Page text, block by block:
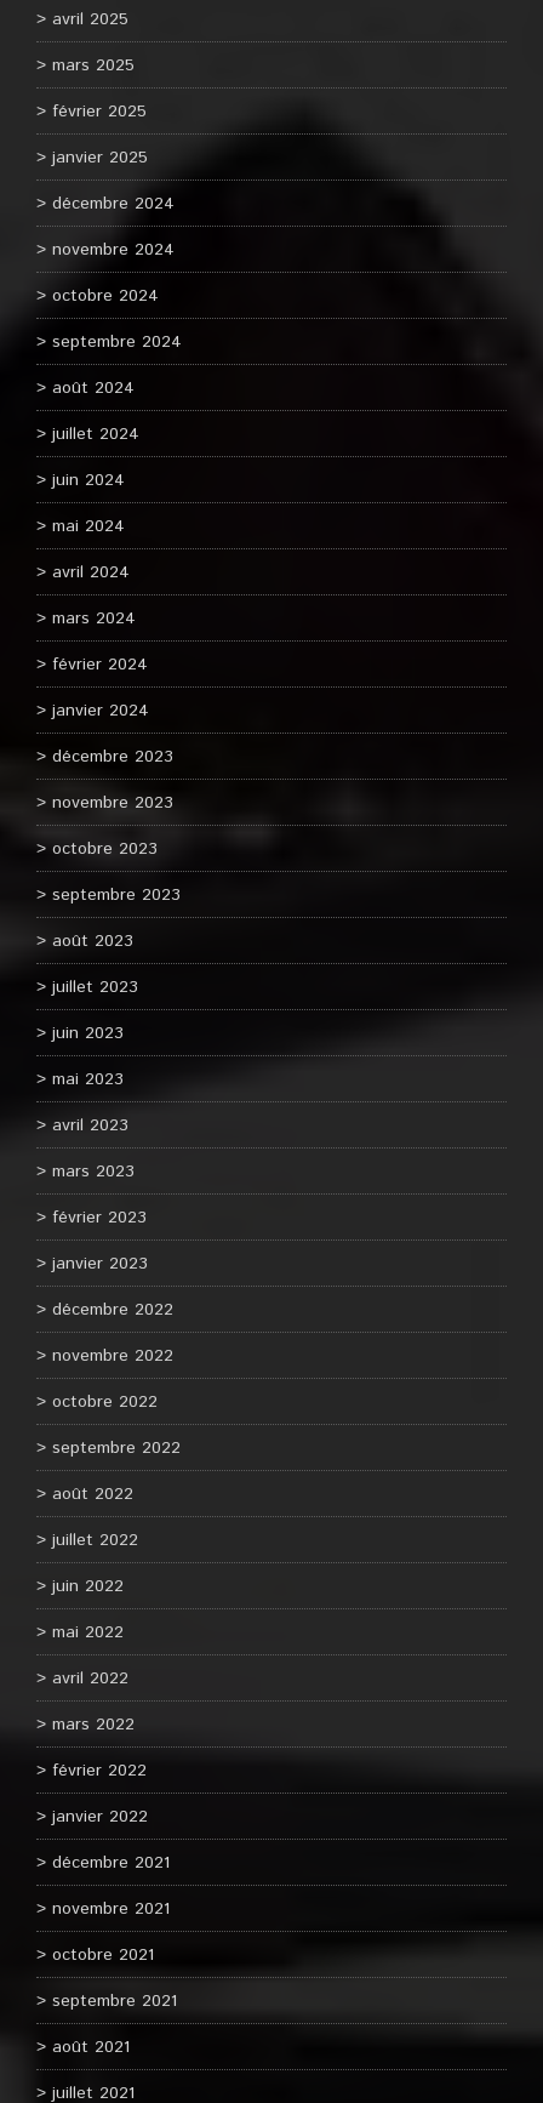
avril 2025
mars 2025
février 2025
janvier 2025
décembre 2024
novembre 2024
octobre 2024
septembre 2024
août 2024
juillet 2024
juin 2024
mai 2024
avril 2024
mars 2024
février 2024
janvier 2024
décembre 2023
novembre 2023
octobre 2023
septembre 2023
août 2023
juillet 2023
juin 2023
mai 2023
avril 2023
mars 2023
février 2023
janvier 2023
décembre 2022
novembre 2022
octobre 2022
septembre 2022
août 2022
juillet 2022
juin 2022
mai 2022
avril 2022
mars 2022
février 2022
janvier 2022
décembre 2021
novembre 2021
octobre 2021
septembre 2021
août 2021
juillet 2021